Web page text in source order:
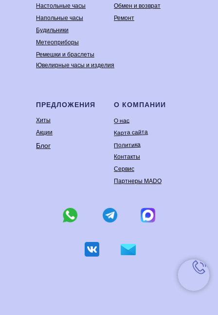
Настольные часы
Напольные часы
Будильники
Метеоприборы
Ремешки и браслеты
Ювелирные часы и изделия
ПРЕДЛОЖЕНИЯ
Хиты
Акции
Блог
Обмен и возврат
Ремонт
О КОМПАНИИ
О нас
Карта сайта
Политика
Контакты
Сервис
Партнеры MADO